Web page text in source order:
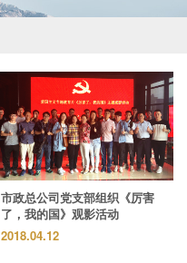
市政总公司党支部组织《厉害
了，我的国》观影活动
2018.04.12